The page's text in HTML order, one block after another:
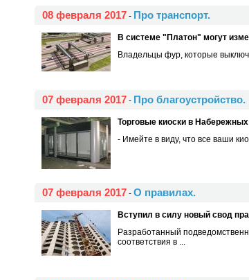
08 февраля 2017 - Про транспорт.
В системе "Платон" могут
Владельцы фур, которые
07 февраля 2017 - Про благоустройство.
Торговые киоски в
- Имейте в виду, что все ваши
07 февраля 2017 - О правилах.
Вступил в силу новый свод
Разработанный
соответствия в ...